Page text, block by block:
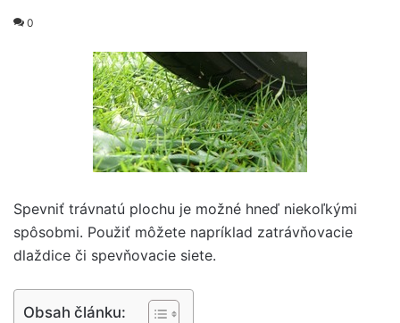
0
Spevniť trávnatú plochu je možné hneď niekoľkými
spôsobmi. Použiť môžete napríklad zatrávňovacie
dlaždice či spevňovacie siete.
Obsah článku: